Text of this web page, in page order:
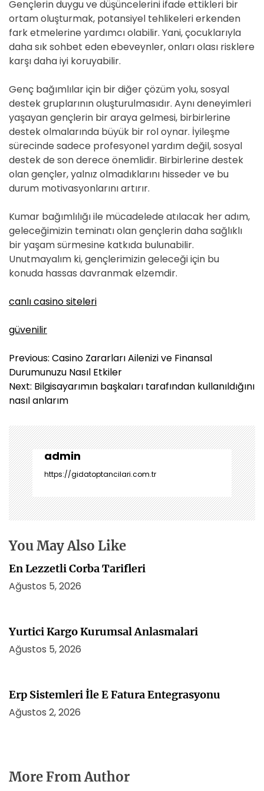
Gençlerin duygu ve düşüncelerini ifade ettikleri bir
ortam oluşturmak, potansiyel tehlikeleri erkenden
fark etmelerine yardımcı olabilir. Yani, çocuklarıyla
daha sık sohbet eden ebeveynler, onları olası risklere
karşı daha iyi koruyabilir.
Genç bağımlılar için bir diğer çözüm yolu, sosyal
destek gruplarının oluşturulmasıdır. Aynı deneyimleri
yaşayan gençlerin bir araya gelmesi, birbirlerine
destek olmalarında büyük bir rol oynar. İyileşme
sürecinde sadece profesyonel yardım değil, sosyal
destek de son derece önemlidir. Birbirlerine destek
olan gençler, yalnız olmadıklarını hisseder ve bu
durum motivasyonlarını artırır.
Kumar bağımlılığı ile mücadelede atılacak her adım,
geleceğimizin teminatı olan gençlerin daha sağlıklı
bir yaşam sürmesine katkıda bulunabilir.
Unutmayalım ki, gençlerimizin geleceği için bu
konuda hassas davranmak elzemdir.
canlı casino siteleri
güvenilir
Y
a
z
ı
e
z
i
n
m
e
s
Previous: Casino Zararları Ailenizi ve Finansal
Durumunuzu Nasıl Etkiler
Next: Bilgisayarımın başkaları tarafından kullanıldığını
nasıl anlarım
admin
https://gidatoptancilari.com.tr
You May Also Like
En Lezzetli Corba Tarifleri
Ağustos 5, 2026
Yurtici Kargo Kurumsal Anlasmalari
Ağustos 5, 2026
Erp Sistemleri İle E Fatura Entegrasyonu
Ağustos 2, 2026
More From Author